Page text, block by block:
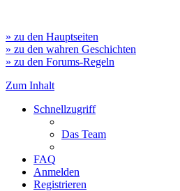
» zu den Hauptseiten
» zu den wahren Geschichten
» zu den Forums-Regeln
Zum Inhalt
Schnellzugriff
Das Team
FAQ
Anmelden
Registrieren